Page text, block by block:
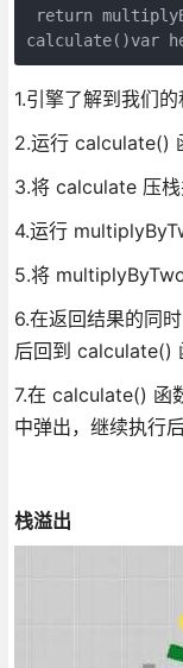
return
1.引擎了解到我们
2.运行 calculate()
3.将 calculate 压
4.运行
5.将
6.在返回结果的同
后回到 calculate()
7.在 calculate() 函
中弹出，继续执行
栈溢出